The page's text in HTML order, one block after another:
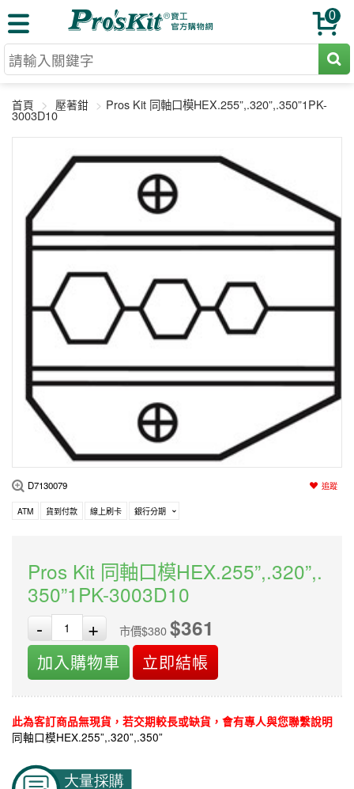
0
壓著鉗
網路壓著鉗
扳手工具
起子工具
手鉗工具
精密鑷子
綜合工具
電磨/電鑽組
高壓絕緣
周邊配件
光纖系列
通訊儀器
環境儀錶
各式鉤錶
驗電筆
初階款8+
中階款12＋
高階挑戰款
編程系列
小賽車系列
報價諮詢
訂單查詢
售後服務
科玩補件
舊換新方案
新品上市
家用網路
首頁 壓著鉗 Pros Kit 同軸口模HEX.255”,.320”,.350”1PK-
3003D10
D7130079 追蹤
ATM 貨到付款 線上刷卡 銀行分期
Pros Kit 同軸口模HEX.255”,.320”,.
350”1PK-3003D10
-
+ 市價$380$361
加入購物車 立即結帳
此為客訂商品無現貨，若交期較長或缺貨，會有專人與您聯繫說明
同軸口模HEX.255”,.320”,.350”